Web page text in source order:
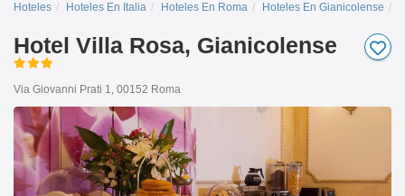
Hoteles Hoteles En Italia Hoteles En Roma Hoteles En Gianicolense
Hotel Villa Rosa, Gianicolense
Via Giovanni Prati 1, 00152 Roma